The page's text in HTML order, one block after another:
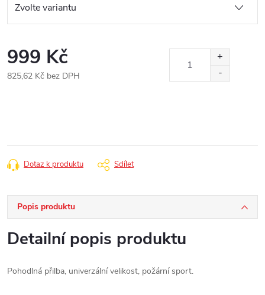
999 Kč
825,62 Kč bez DPH
Dotaz k produktu Sdílet
Popis produktu
Detailní popis produktu
Pohodlná přilba, univerzální velikost, požární sport.